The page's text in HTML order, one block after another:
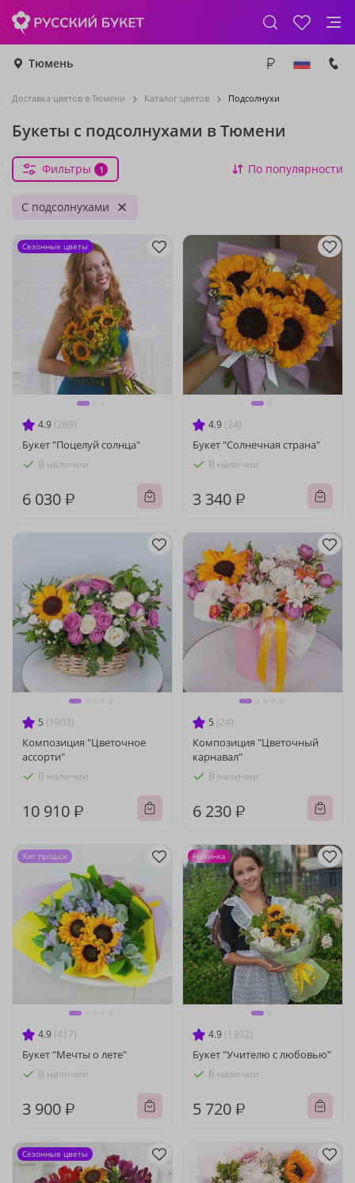
Тюмень
Доставка цветов в Тюмени Каталог цветов Подсолнухи
Букеты с подсолнухами в Тюмени
Фильтры 1 По популярности
С подсолнухами
4.9 (269)
Букет "Поцелуй солнца"
В наличии
6 030 ₽
Сезонные цветы
4.9 (24)
Букет "Солнечная страна"
В наличии
3 340 ₽
5 (1903)
Композиция "Цветочное
ассорти"
В наличии
10 910 ₽
5 (24)
Композиция "Цветочный
карнавал"
В наличии
6 230 ₽
4.9 (417)
Букет "Мечты о лете"
В наличии
3 900 ₽
Хит продаж
4.9 (1392)
Букет "Учителю с любовью"
В наличии
5 720 ₽
Новинка
Сезонные цветы